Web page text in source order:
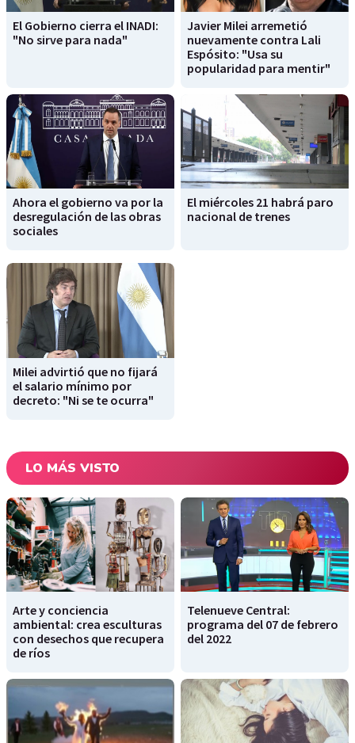
El Gobierno cierra el INADI:
"No sirve para nada"
Javier Milei arremetió
nuevamente contra Lali
Espósito: "Usa su
popularidad para mentir"
Ahora el gobierno va por la
desregulación de las obras
sociales
El miércoles 21 habrá paro
nacional de trenes
Milei advirtió que no fijará
el salario mínimo por
decreto: "Ni se te ocurra"
LO MÁS VISTO
Arte y conciencia
ambiental: crea esculturas
con desechos que recupera
de ríos
Telenueve Central:
programa del 07 de febrero
del 2022